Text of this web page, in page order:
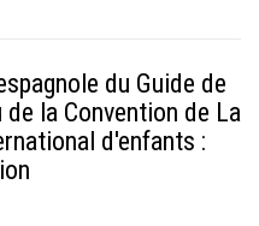
du Guide de
la Convention de La
d'enfants :